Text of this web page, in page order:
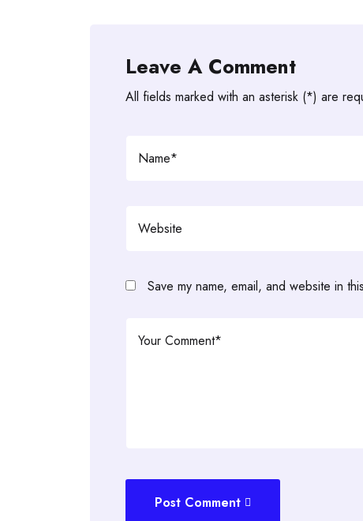
Leave A Comment
All fields marked with an asterisk (*) are
Save my name, email, and website in
Post Comment